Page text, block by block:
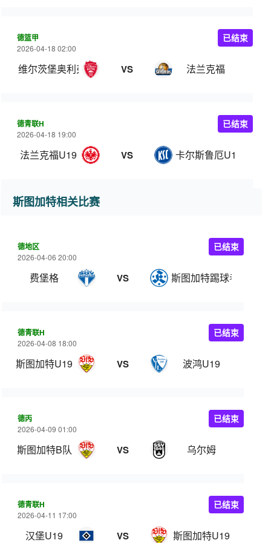
德篮甲
2026-04-18 02:00
维尔茨堡奥利弗 VS 法兰克福
已结束
德青联H
2026-04-18 19:00
法兰克福U19 VS 卡尔斯鲁厄U19
已结束
斯图加特相关比赛
德地区
2026-04-06 20:00
费堡格 VS 斯图加特踢球者
已结束
德青联H
2026-04-08 18:00
斯图加特U19 VS 波鸿U19
已结束
德丙
2026-04-09 01:00
斯图加特B队 VS 乌尔姆
已结束
德青联H
2026-04-11 17:00
汉堡U19 VS 斯图加特U19
已结束